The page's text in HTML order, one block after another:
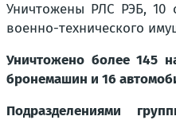
Уничтожены РЛС РЭБ, 10
военно-технического
Уничтожено более 145
бронемашин и 16
Подразделениями